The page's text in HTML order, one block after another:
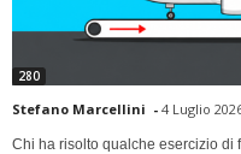
280
Stefano Marcellini - 4 Luglio
Chi ha risolto qualche esercizio di